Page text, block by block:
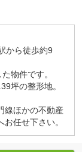
から徒歩約9
物件です。
坪の整形地。
線ほかの不動産
任せ下さい。